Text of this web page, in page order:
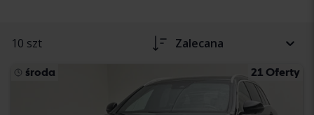
10 szt Zalecana
środa 21 Oferty